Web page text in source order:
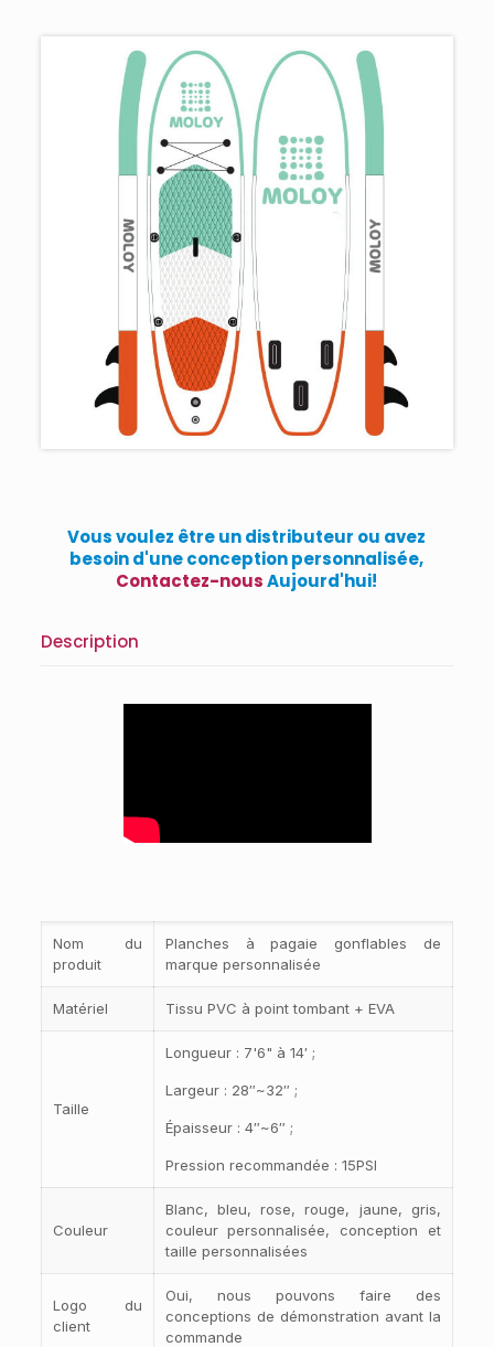
Vous voulez être un distributeur ou avez
besoin d'une conception personnalisée,
Contactez-nousAujourd'hui!
Description
Nom du
produit
Planches à pagaie gonflables de
marque personnalisée
Matériel Tissu PVC à point tombant + EVA
Taille
Longueur : 7'6" à 14′ ;
Largeur : 28″~32″ ;
Épaisseur : 4″~6″ ;
Pression recommandée : 15PSI
Couleur
Blanc, bleu, rose, rouge, jaune, gris,
couleur personnalisée, conception et
taille personnalisées
Logo du
client
Oui, nous pouvons faire des
conceptions de démonstration avant la
commande